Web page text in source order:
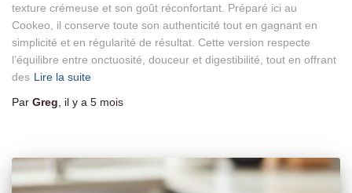
texture crémeuse et son goût réconfortant. Préparé ici au
Cookeo, il conserve toute son authenticité tout en gagnant en
simplicité et en régularité de résultat. Cette version respecte
l’équilibre entre onctuosité, douceur et digestibilité, tout en offrant
des Lire la suite
Par Greg , il y a 5 mois